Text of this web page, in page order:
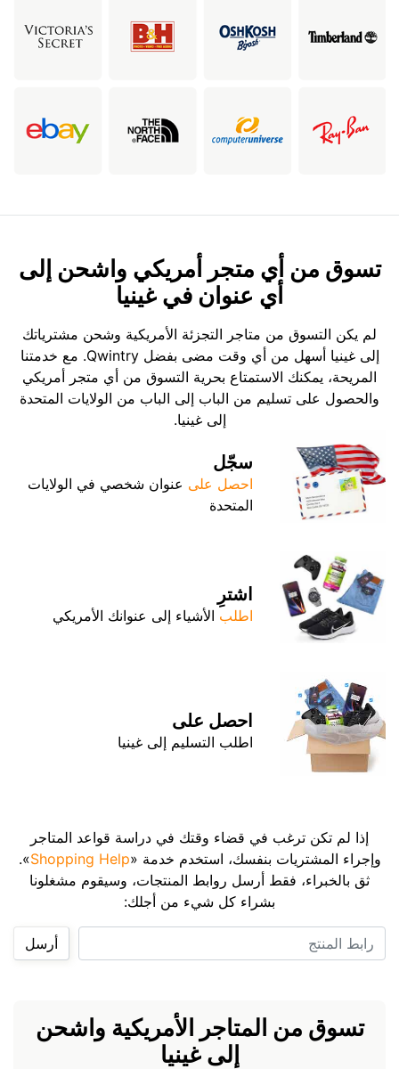
تسوق من أي متجر أمريكي واشحن إلى
أي عنوان في غينيا
لم يكن التسوق من متاجر التجزئة الأمريكية وشحن مشترياتك
إلى غينيا أسهل من أي وقت مضى بفضل Qwintry. مع خدمتنا
المريحة، يمكنك الاستمتاع بحرية التسوق من أي متجر أمريكي
والحصول على تسليم من الباب إلى الباب من الولايات المتحدة
إلى غينيا.
سجّل
احصل على عنوان شخصي في الولايات
المتحدة
اشترِ
اطلب الأشياء إلى عنوانك الأمريكي
احصل على
اطلب التسليم إلى غينيا
إذا لم تكن ترغب في قضاء وقتك في دراسة قواعد المتاجر
وإجراء المشتريات بنفسك، استخدم خدمة «Shopping Help
».
ثق بالخبراء، فقط أرسل روابط المنتجات، وسيقوم مشغلونا
بشراء كل شيء من أجلك:
أرسل
تسوق من المتاجر الأمريكية واشحن
إلى غينيا